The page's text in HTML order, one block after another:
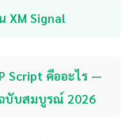
XM Signal
Script คืออะไร —
บับสมบูรณ์ 2026